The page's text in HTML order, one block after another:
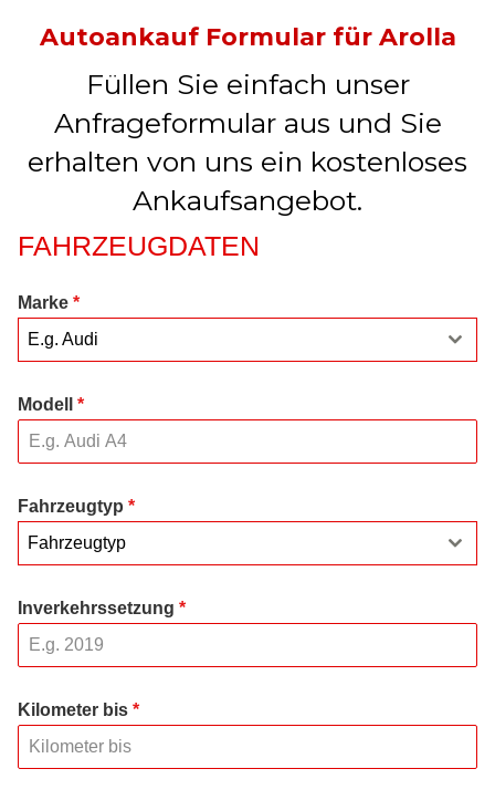
Autoankauf Formular für Arolla
Füllen Sie einfach unser
Anfrageformular aus und Sie
erhalten von uns ein kostenloses
Ankaufsangebot.
FAHRZEUGDATEN
Marke *
E.g. Audi
Modell *
Fahrzeugtyp *
Fahrzeugtyp
Inverkehrssetzung *
Kilometer bis *